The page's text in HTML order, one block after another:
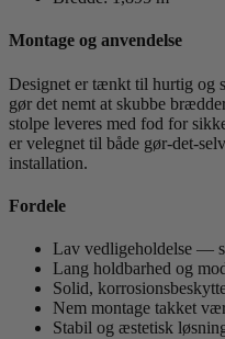
Montage og anvendelse
Designet er tænkt til hurtig og
gør det nemt at skubbe
stolpe leveres med fod for
er velegnet til både gør-det-
installation.
Fordele
Lav vedligeholdelse —
Lang holdbarhed og
Solid,
Nem montage takket
Stabil og æstetisk